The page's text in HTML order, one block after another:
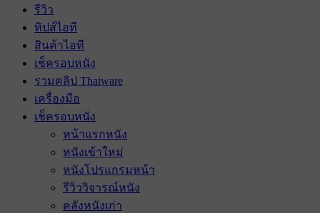
รีวิว
ทิปส์ไอที
สินค้าไอที
เช็ครอบหนัง
รวมคลิป Thaiware
เครื่องมือ
เช็ครอบหนัง
หน้าแรกหนัง
หนังเข้าใหม่
หนังโปรแกรมหน้า
รีวิววิจารณ์หนัง
คลังหนังเก่า